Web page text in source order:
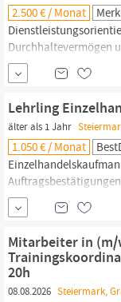
2.500 € / Monat
Durchhaltevermögen
Abgeschlossene
(Lehre, HAK, HTL,
Deutschkenntnisse in
Stabilität und
Erfolgsbasierte
Lehrling
älter als 1 Jahr
1.050 € / Monat
verbundenen
Weiters kontrollierst
Beratungsgespräche
Gute Schul- und
Mitarbeiter in (m/
20h
08.08.2026 Steiermark,